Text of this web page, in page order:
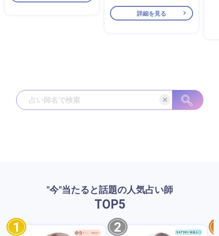
詳細を見る
"今"当たると話題の人気占い師
TOP5
1 2